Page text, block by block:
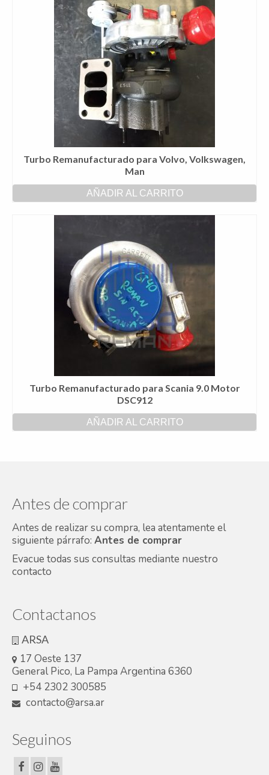
Turbo Remanufacturado para Volvo, Volkswagen,
Man
AÑADIR AL CARRITO
Turbo Remanufacturado para Scania 9.0 Motor
DSC912
AÑADIR AL CARRITO
Antes de comprar
Antes de realizar su compra, lea atentamente el
siguiente párrafo: Antes de comprar
Evacue todas sus consultas mediante nuestro
contacto
Contactanos
ARSA
17 Oeste 137
General Pico, La Pampa Argentina 6360
+54 2302 300585
contacto@arsa.ar
Seguinos